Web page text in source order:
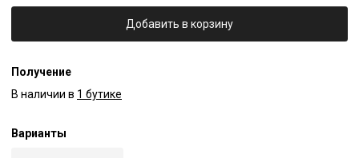
Добавить в корзину
Получение
В наличии в 1 бутике
Варианты